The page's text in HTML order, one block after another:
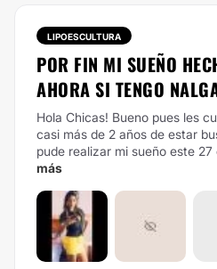
LIPOESCULTURA
POR FIN MI SUEÑO
AHORA SI TENGO
Hola Chicas! Bueno pues les
casi más de 2 años de estar
pude realizar mi sueño este 27
más